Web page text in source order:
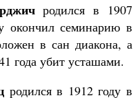
родился в 1907
окончил семинарию в
в сан диакона, а
года убит усташами.
родился в 1912 году в